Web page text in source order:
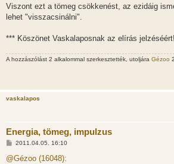
Viszont ezt a tömeg csökkenést, az ezidáig
lehet "visszacsinálni".
*** Köszönet Vaskalaposnak az elírás
A hozzászólást 2 alkalommal szerkesztették, utoljára Gézoo
vaskalapos
Energia, tömeg, impulzus
H
z
2011.04.05. 16:10
@Gézoo (16048):